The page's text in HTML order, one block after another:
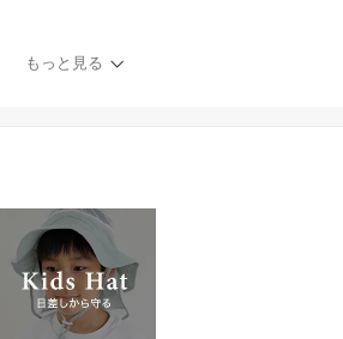
ウンド 10l 8l 14l 13リッ
トル リュックサイズ 表
もっと見る